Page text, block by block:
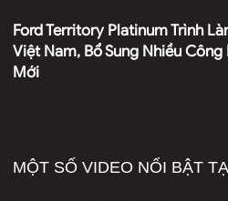
Ford Territory Platinum Trình
Việt Nam, Bổ Sung Nhiều Công
Mới
MỘT SỐ VIDEO NỔI BẬT